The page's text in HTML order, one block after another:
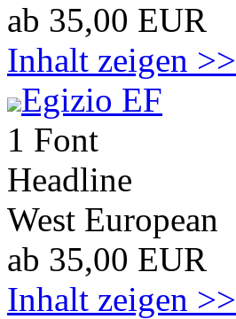
ab 35,00 EUR
Inhalt zeigen >>
Egizio EF
1 Font
Headline
West European
ab 35,00 EUR
Inhalt zeigen >>